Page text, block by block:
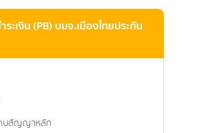
เงิน (PB) บมจ.เมืองไทยประกัน
ทบสัญญาหลัก